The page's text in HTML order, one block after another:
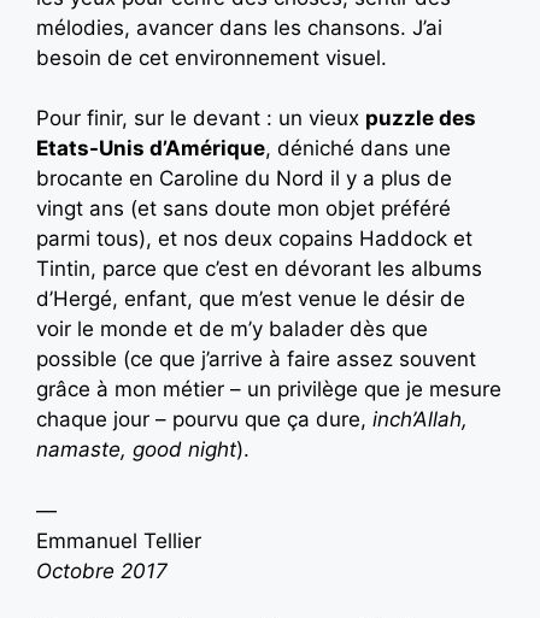
mélodies, avancer dans les chansons. J’ai
besoin de cet environnement visuel.
Pour finir, sur le devant : un vieux puzzle des
Etats-Unis d’Amérique, déniché dans une
brocante en Caroline du Nord il y a plus de
vingt ans (et sans doute mon objet préféré
parmi tous), et nos deux copains Haddock et
Tintin, parce que c’est en dévorant les albums
d’Hergé, enfant, que m’est venue le désir de
voir le monde et de m’y balader dès que
possible (ce que j’arrive à faire assez souvent
grâce à mon métier – un privilège que je mesure
chaque jour – pourvu que ça dure, inch’Allah,
namaste, good night).
—
Emmanuel Tellier
Octobre 2017